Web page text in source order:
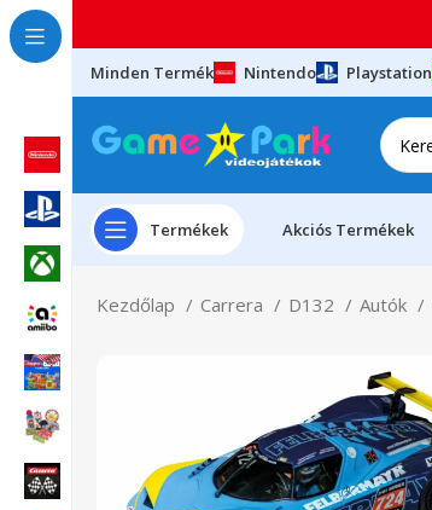
Minden Termék Nintendo Playstation
Termékek Akciós Termékek
Kezdőlap Carrera D132 Autók